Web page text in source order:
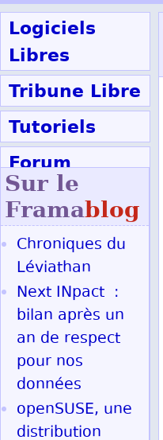
Logiciels
Libres
Tribune Libre
Tutoriels
Forum
Participer
Sur le
Framablog
Chroniques du
Léviathan
Next INpact :
bilan après un
an de respect
pour nos
données
openSUSE, une
distribution